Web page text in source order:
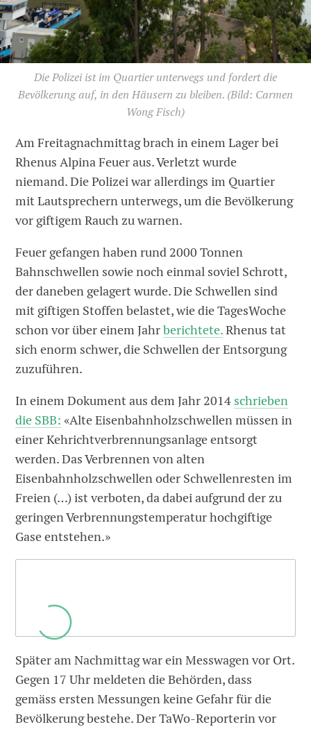
Die Polizei ist im Quartier unterwegs und fordert die
Bevölkerung auf, in den Häusern zu bleiben. (Bild: Carmen
Wong Fisch)
Am Freitagnachmittag brach in einem Lager bei
Rhenus Alpina Feuer aus. Verletzt wurde
niemand. Die Polizei war allerdings im Quartier
mit Lautsprechern unterwegs, um die Bevölkerung
vor giftigem Rauch zu warnen.
Feuer gefangen haben rund 2000 Tonnen
Bahnschwellen sowie noch einmal soviel Schrott,
der daneben gelagert wurde. Die Schwellen sind
mit giftigen Stoffen belastet, wie die TagesWoche
schon vor über einem Jahrberichtete.Rhenus tat
sich enorm schwer, die Schwellen der Entsorgung
zuzuführen.
In einem Dokument aus dem Jahr 2014 schrieben
die SBB: «Alte Eisenbahnholzschwellen müssen in
einer Kehrichtverbrennungsanlage entsorgt
werden. Das Verbrennen von alten
Eisenbahnholzschwellen oder Schwellenresten im
Freien (…) ist verboten, da dabei aufgrund der zu
geringen Verbrennungstemperatur hochgiftige
Gase entstehen.»
Später am Nachmittag war ein Messwagen vor Ort.
Gegen 17 Uhr meldeten die Behörden, dass
gemäss ersten Messungen keine Gefahr für die
Bevölkerung bestehe. Der TaWo-Reporterin vor